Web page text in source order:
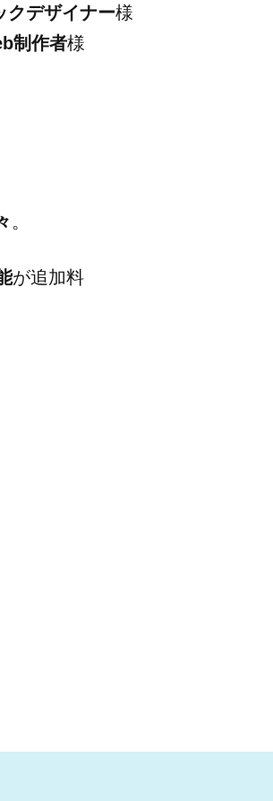
クデザイナー様
制作者様
。
が追加料